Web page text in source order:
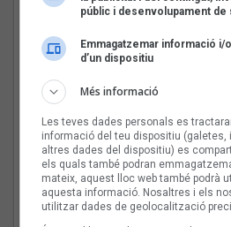
El cromo de Guillem Roma i Rogeli Herrero
Les veus dels
públic i desenvolupament de
Emmagatzemar informació i/
d’un dispositiu
Més informació
Les teves dades personals es
informació del teu dispositiu (galetes,
altres dades del dispositiu) es
els quals també podran
mateix, aquest lloc web també podrà
aquesta informació. Nosaltres i els
utilitzar dades de geolocalització